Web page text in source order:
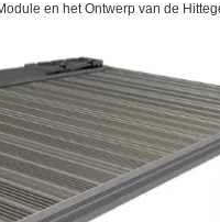
en het Ontwerp van de